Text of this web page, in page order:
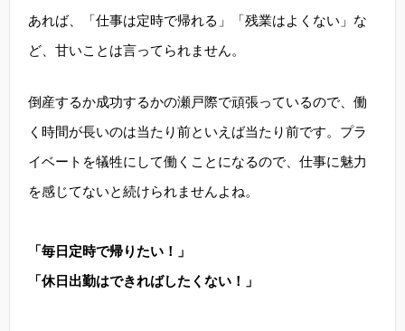
あれば、「仕事は定時で帰れる」「残業はよくない」な
ど、甘いことは言ってられません。
倒産するか成功するかの瀬戸際で頑張っているので、働
く時間が長いのは当たり前といえば当たり前です。プラ
イベートを犠牲にして働くことになるので、仕事に魅力
を感じてないと続けられませんよね。
「毎日定時で帰りたい！」
「休日出勤はできればしたくない！」